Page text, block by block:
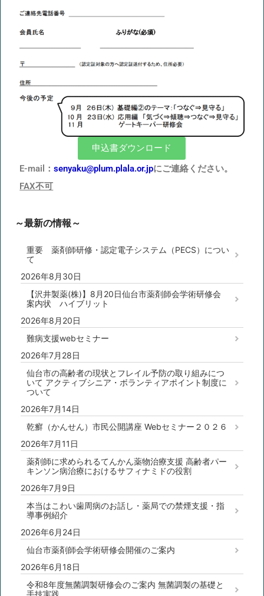
申込書ダウンロード
E-mail：senyaku@plum.plala.or.jpにご連絡ください。
FAX不可
～最新の情報～
重要 薬剤師研修・認定電子システム（PECS）につい
て
2026年8月30日
【沢井製薬(株)】8月20日仙台市薬剤師会学術研修会
案内状 ハイブリット
2026年8月20日
難病支援webセミナー
2026年7月28日
仙台市の高齢者の現状とフレイル予防の取り組みにつ
いて アクティブシニア・ボランティアポイント制度に
ついて
2026年7月14日
乾癬（かんせん）市民公開講座 Webセミナー２０２６
2026年7月11日
薬剤師に求められるてんかん薬物治療支援 高齢者パー
キンソン病治療におけるサフィナミドの役割
2026年7月9日
本当はこわい歯周病のお話し・薬局での禁煙支援・指
導事例紹介
2026年6月24日
仙台市薬剤師会学術研修会開催のご案内
2026年6月18日
令和8年度無菌調製研修会のご案内 無菌調製の基礎と
手技実践